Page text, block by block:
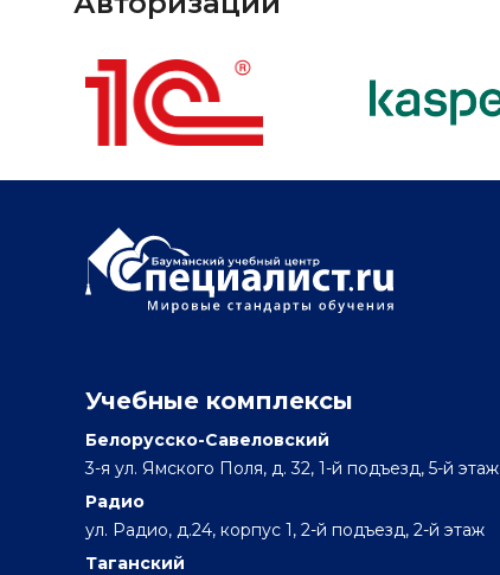
Учебные комплексы
Белорусско-Савеловский
3-я ул. Ямского Поля, д. 32, 1-й подъезд, 5-й этаж
Радио
ул. Радио, д.24, корпус 1, 2-й подъезд, 2-й этаж
Таганский